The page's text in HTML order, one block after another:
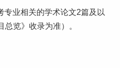
专业相关的学术论文2篇及以
览》收录为准）。